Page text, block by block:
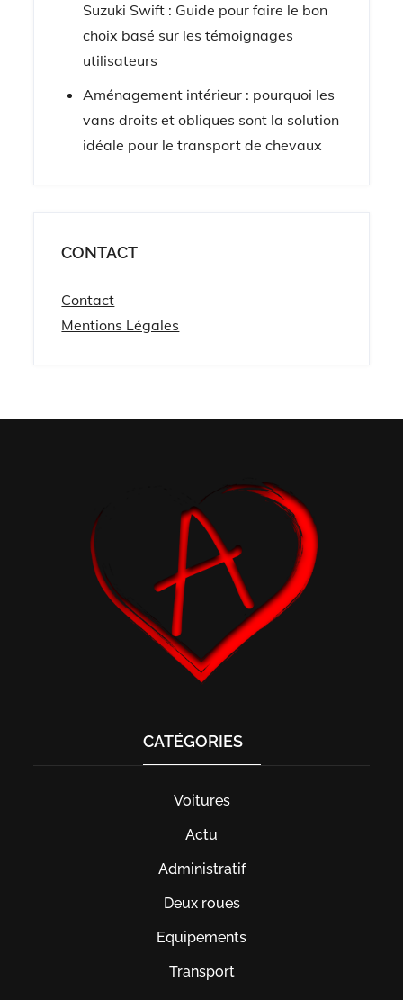
Suzuki Swift : Guide pour faire le bon
choix basé sur les témoignages
utilisateurs
Aménagement intérieur : pourquoi les
vans droits et obliques sont la solution
idéale pour le transport de chevaux
CONTACT
Contact
Mentions Légales
CATÉGORIES
Voitures
Actu
Administratif
Deux roues
Equipements
Transport